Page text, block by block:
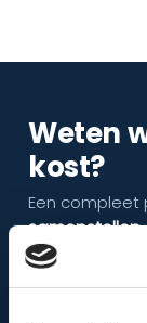
Weten
kost?
Een compleet
samenstellen
maat voor u